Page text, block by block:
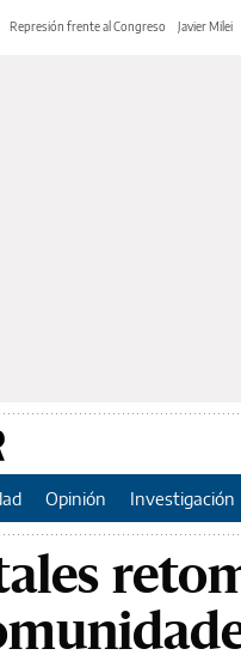
Represión frente al Congreso Javier Milei
Opinión Investigación